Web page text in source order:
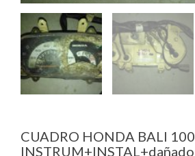
CUADRO HONDA BALI 100
INSTRUM+INSTAL+dañado